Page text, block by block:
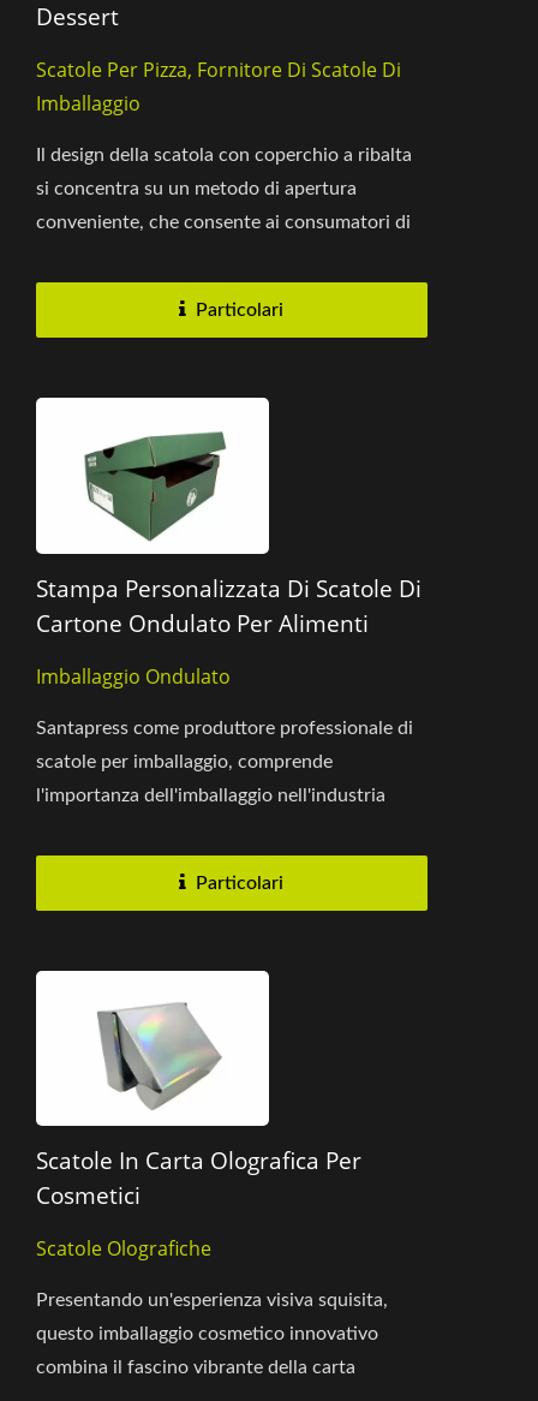
Dessert
Scatole Per Pizza, Fornitore Di Scatole Di
Imballaggio
Il design della scatola con coperchio a ribalta
si concentra su un metodo di apertura
conveniente, che consente ai consumatori di
Particolari
Stampa Personalizzata Di Scatole Di
Cartone Ondulato Per Alimenti
Imballaggio Ondulato
Santapress come produttore professionale di
scatole per imballaggio, comprende
l'importanza dell'imballaggio nell'industria
Particolari
Scatole In Carta Olografica Per
Cosmetici
Scatole Olografiche
Presentando un'esperienza visiva squisita,
questo imballaggio cosmetico innovativo
combina il fascino vibrante della carta